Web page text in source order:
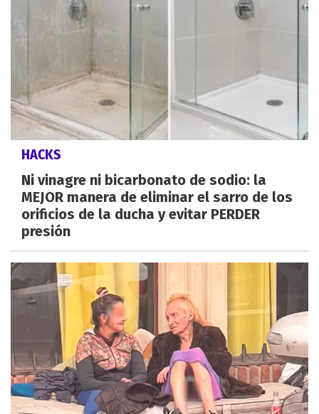
HACKS
Ni vinagre ni bicarbonato de sodio: la
MEJOR manera de eliminar el sarro de los
orificios de la ducha y evitar PERDER
presión